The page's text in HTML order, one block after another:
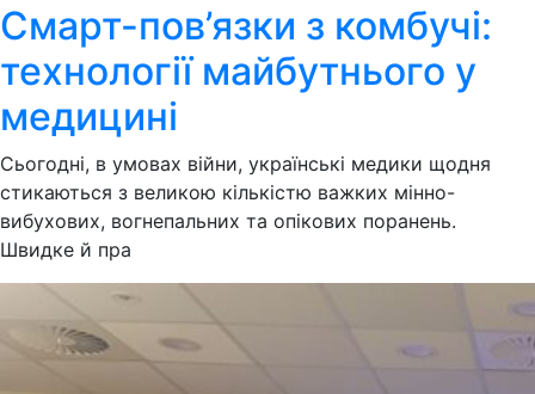
Смарт-пов’язки з комбучі:
технології майбутнього у
медицині
Сьогодні, в умовах війни, українські медики щодня
стикаються з великою кількістю важких мінно-
вибухових, вогнепальних та опікових поранень.
Швидке й пра